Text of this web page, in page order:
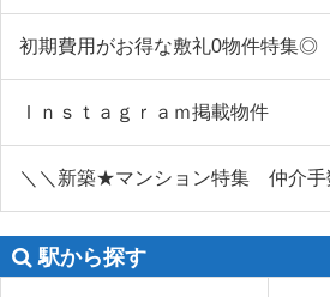
初期費用がお得な敷礼0物件特集◎
Ｉｎｓｔａｇｒａｍ掲載物件
＼＼新築★マンション特集 仲介手
駅から探す